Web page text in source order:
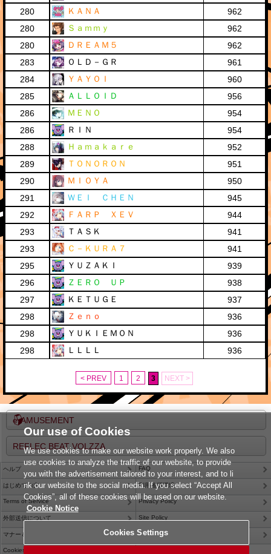
280
ＫＡＮＡ
962
280
Ｓａｍｍｙ
962
280
ＤＲＥＡＭ５
962
283
ＯＬＤ－ＧＲ
961
284
ＹＡＹＯＩ
960
285
ＡＬＬＯＩＤ
956
286
ＭＥＮＯ
954
286
ＲＩＮ
954
288
Ｈａｍａｋａｒｅ
952
289
ＴＯＮＯＲＯＮ
951
290
ＭＩＯＹＡ
950
291
ＷＥＩ ＣＨＥＮ
945
292
ＦＡＲＰ ＸＥＶ
944
293
ＴＡＳＫ
941
293
Ｃ－ＫＵＲＡ７
941
295
ＹＵＺＡＫＩ
939
296
ＺＥＲＯ ＵＰ
938
297
ＫＥＴＵＧＥ
937
298
Ｚｅｎｏ
936
298
ＹＵＫＩＥＭＯＮ
936
298
ＬＬＬＬ 936
< PREV 1 2 3 NEXT >
e-AMUSEMENT
REFLEC BEAT VOLZZA
ヘルプ FAQ
はじめての方 利用推奨環境
Terms of Service Privacy Policy
外部送信について Site Policy
マナー＆ルール Contact Us
Cookies Settings
Our use of Cookies
We use cookies to make our website work properly. We also
use cookies to analyze the traffic of our website, to provide
you with the advertisement tailored to your interest, and to li
nk our website to the social media. If you select “Accept All
Cookies”, all of these cookies will be used on our website.
Cookie Notice
Cookies Settings